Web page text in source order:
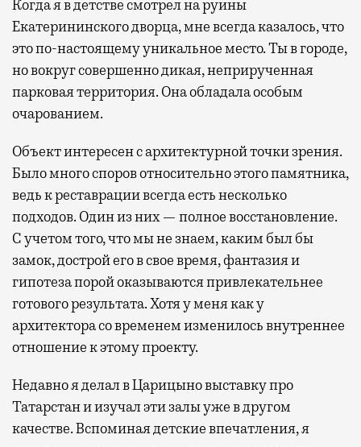
Когда я в детстве смотрел на руины
Екатерининского дворца, мне всегда казалось, что
это по-настоящему уникальное место. Ты в городе,
но вокруг совершенно дикая, неприрученная
парковая территория. Она обладала особым
очарованием.
Объект интересен с архитектурной точки зрения.
Было много споров относительно этого памятника,
ведь к реставрации всегда есть несколько
подходов. Один из них — полное восстановление.
С учетом того, что мы не знаем, каким был бы
замок, дострой его в своевремя, фантазия и
гипотеза порой оказываются привлекательнее
готового результата. Хотя у меня как у
архитектора со временем изменилось внутреннее
отношение к этому проекту.
Недавно я делал в Царицыно выставку про
Татарстан иизучалэти залыуже в другом
качестве. Вспоминая детские впечатления, я